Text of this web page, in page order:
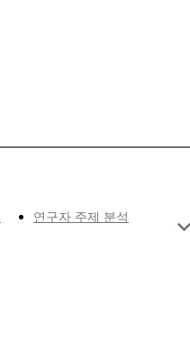
연구자 주제 분석